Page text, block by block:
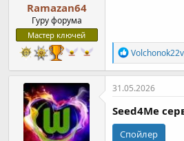
Ramazan64
Гуру форума
Мастер ключей
Р
е
а
к
и
и
Volchonok22v
31.05.2026
Seed4Me
Спойлер